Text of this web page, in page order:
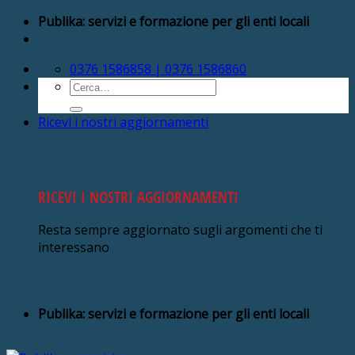
Salta Publika: servizi e formazione per gli enti locali
0376 1586858 | 0376 1586860
Cerca:
Ricevi i nostri aggiornamenti
RICEVI I NOSTRI AGGIORNAMENTI
Resta sempre aggiornato sugli argomenti che ti
interessano
Publika: servizi e formazione per gli enti locali